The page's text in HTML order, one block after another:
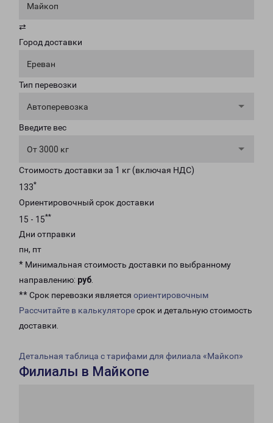
Майкоп
⇄
Город доставки
Ереван
Тип перевозки
Автоперевозка
Введите вес
От 3000 кг
Стоимость доставки за 1 кг (включая НДС)
133*
Ориентировочный срок доставки
15 - 15**
Дни отправки
пн, пт
* Минимальная стоимость доставки по выбранному
направлению: руб.
** Срок перевозки является ориентировочным
Рассчитайте в калькуляторесрок и детальную стоимость
доставки.
Детальная таблица с тарифами для филиала «Майкоп»
Филиалы в Майкопе